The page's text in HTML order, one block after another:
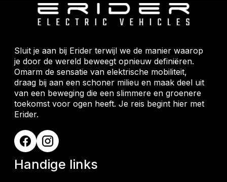
Sluit je aan bij Erider terwijl we de manier waarop
je door de wereld beweegt opnieuw definiëren.
Omarm de sensatie van elektrische mobiliteit,
draag bij aan een schoner milieu en maak deel uit
van een beweging die een slimmere en groenere
toekomst voor ogen heeft. Je reis begint hier met
Erider.
Handige links